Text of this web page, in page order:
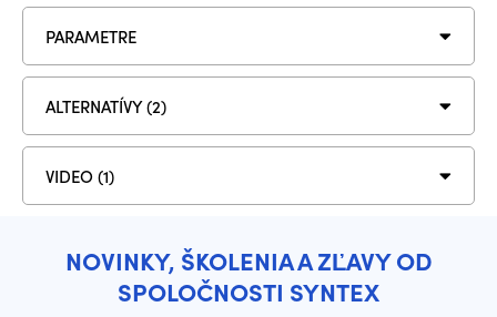
PARAMETRE
ALTERNATÍVY (2)
VIDEO (1)
NOVINKY, ŠKOLENIA A ZĽAVY OD
SPOLOČNOSTI SYNTEX